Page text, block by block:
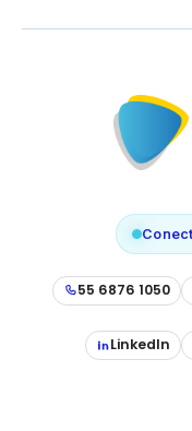
55 6876 1050
LinkedIn